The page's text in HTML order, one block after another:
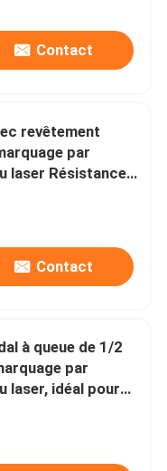
Contact
revêtement
par
laser Résistance à
Contact
à queue de 1/2
par
laser, idéal pour